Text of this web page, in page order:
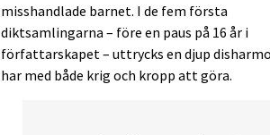
misshandlade barnet. I de fem första
diktsamlingarna – före en paus på 16 år i
författarskapet – uttrycks en djup
har med både krig och kropp att göra.